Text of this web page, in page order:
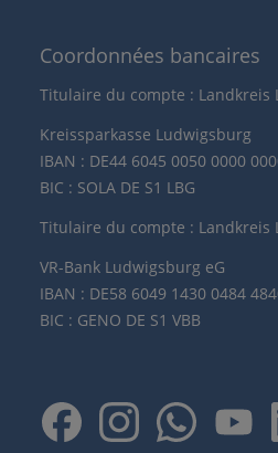
Coordonnées bancaires
Titulaire du compte : Landkreis
Kreissparkasse Ludwigsburg
IBAN : DE44 6045 0050 0000
BIC : SOLA DE S1 LBG
Titulaire du compte : Landkreis
VR-Bank Ludwigsburg eG
IBAN : DE58 6049 1430 0484
BIC : GENO DE S1 VBB